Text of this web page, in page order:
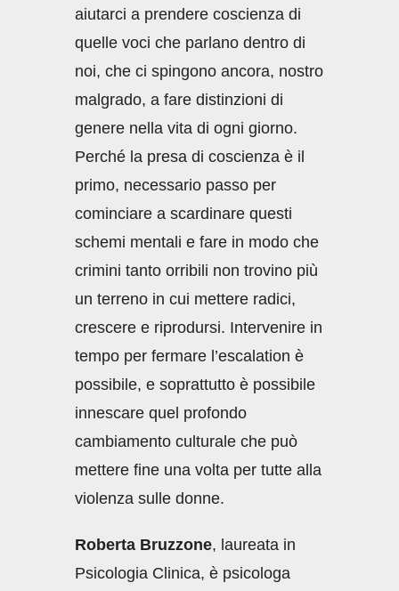
aiutarci a prendere coscienza di
quelle voci che parlano dentro di
noi, che ci spingono ancora, nostro
malgrado, a fare distinzioni di
genere nella vita di ogni giorno.
Perché la presa di coscienza è il
primo, necessario passo per
cominciare a scardinare questi
schemi mentali e fare in modo che
crimini tanto orribili non trovino più
un terreno in cui mettere radici,
crescere e riprodursi. Intervenire in
tempo per fermare l’escalation è
possibile, e soprattutto è possibile
innescare quel profondo
cambiamento culturale che può
mettere fine una volta per tutte alla
violenza sulle donne.
Roberta Bruzzone, laureata in
Psicologia Clinica, è psicologa